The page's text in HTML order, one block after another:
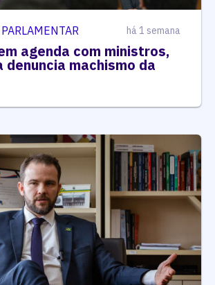
há 1 semana
agenda com ministros,
denuncia machismo da